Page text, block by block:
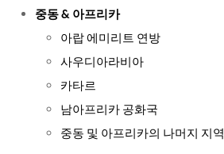
중동 & 아프리카
아랍 에미리트 연방
사우디아라비아
카타르
남아프리카 공화국
중동 및 아프리카의 나머지 지역